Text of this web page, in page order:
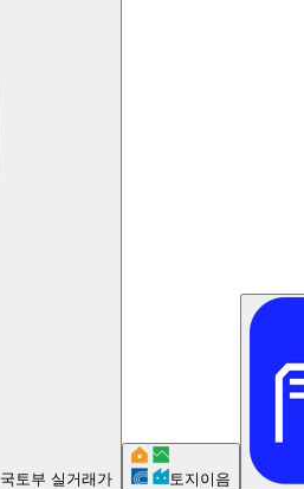
국토부 실거래가 토지이음